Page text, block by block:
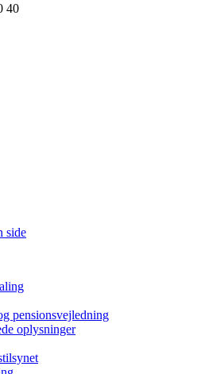
40
side
pensionsvejledning
oplysninger